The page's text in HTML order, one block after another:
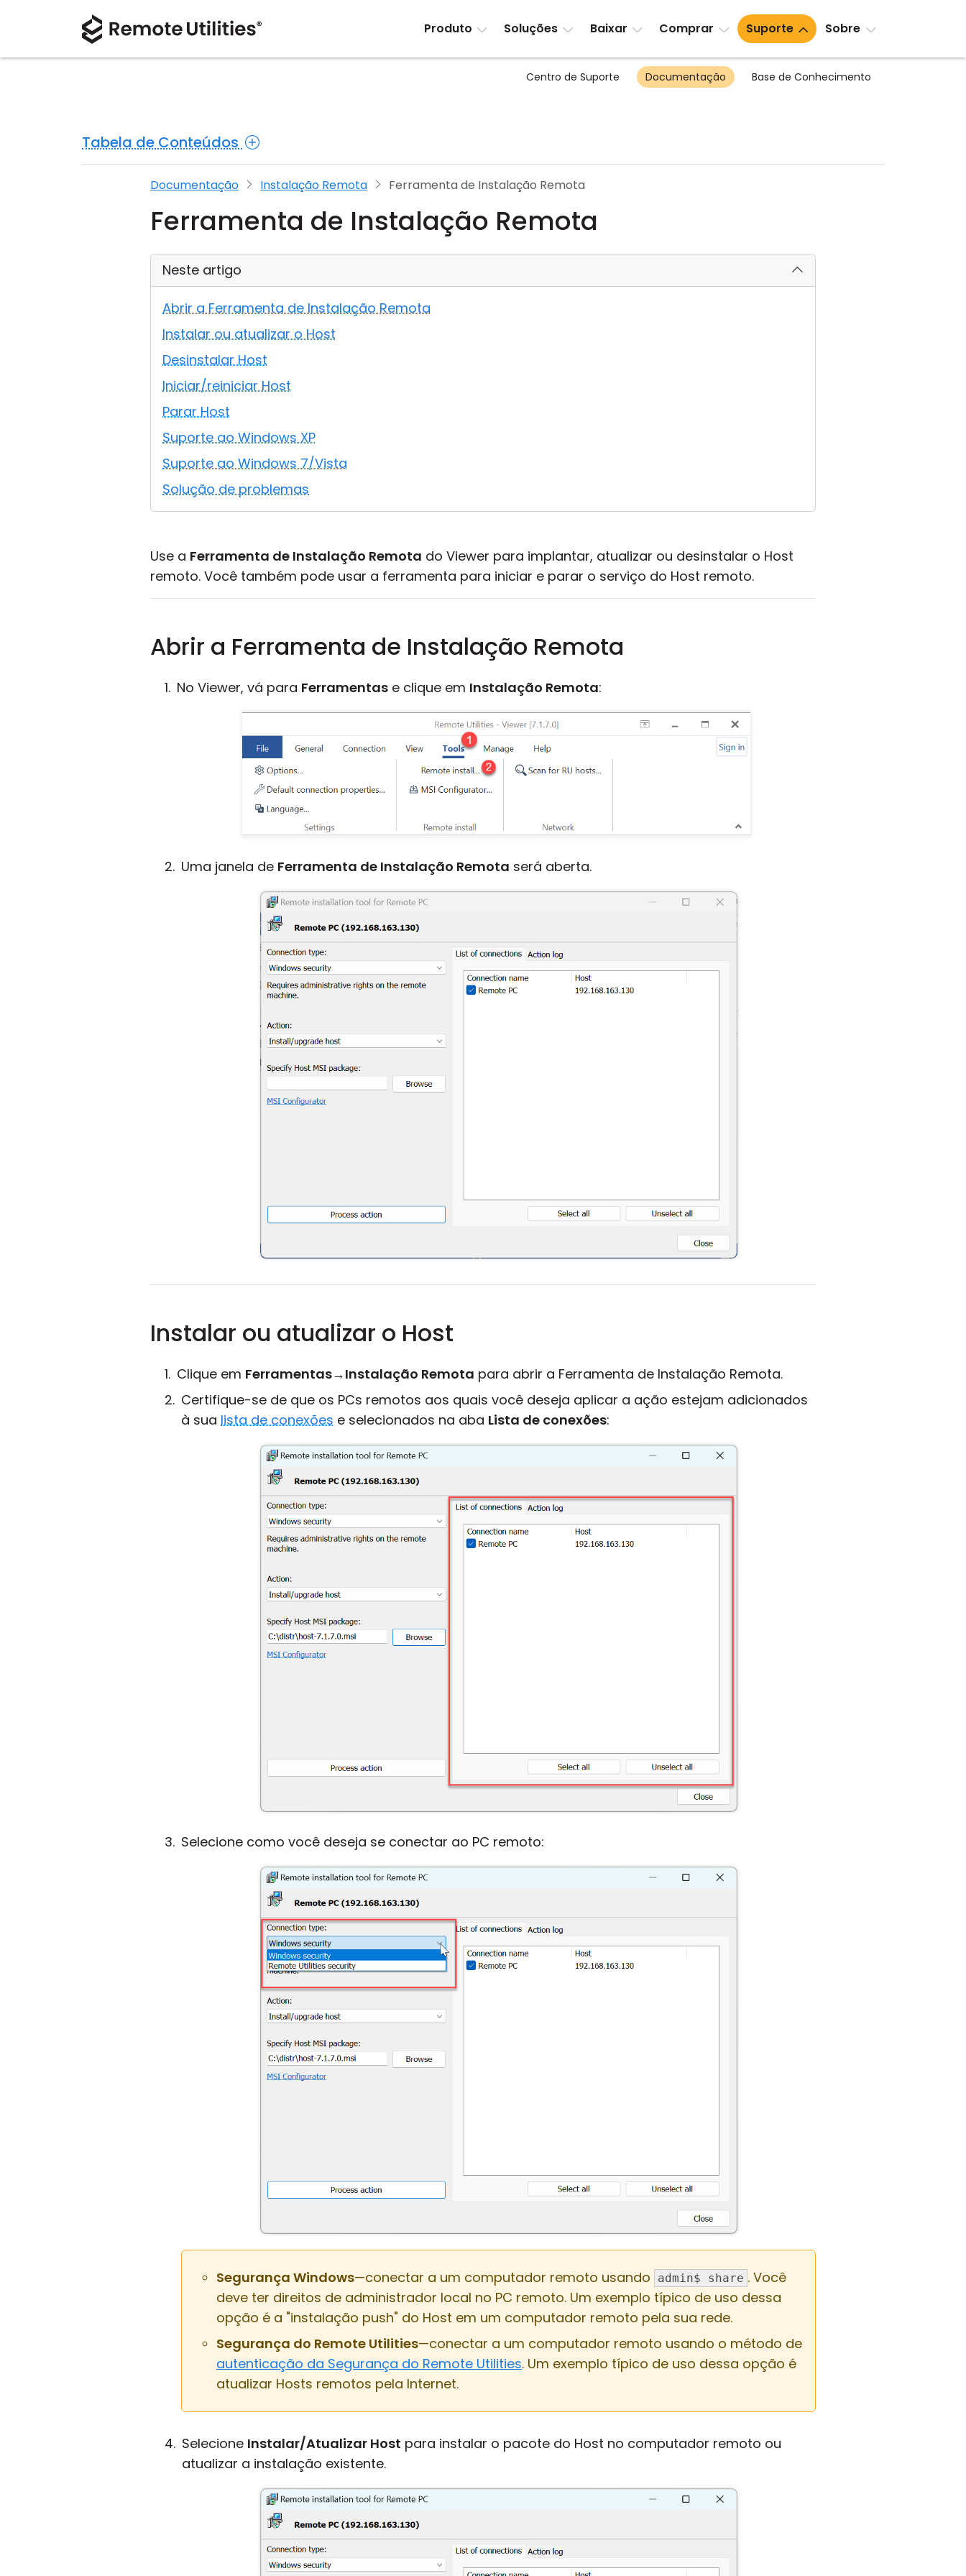
Produto Soluções Baixar Comprar Suporte Sobre
Centro de Suporte Documentação Base de Conhecimento
Tabela de Conteúdos
Documentação Instalação Remota Ferramenta de Instalação Remota
Ferramenta de Instalação Remota
Neste artigo
Abrir a Ferramenta de Instalação Remota
Instalar ou atualizar o Host
Desinstalar Host
Iniciar/reiniciar Host
Parar Host
Suporte ao Windows XP
Suporte ao Windows 7/Vista
Solução de problemas
Use a Ferramenta de Instalação Remota do Viewer para implantar, atualizar ou desinstalar o Host
remoto. Você também pode usar a ferramenta para iniciar e parar o serviço do Host remoto.
Abrir a Ferramenta de Instalação Remota
No Viewer, vá para Ferramentas e clique em Instalação Remota:
Uma janela de Ferramenta de Instalação Remota será aberta.
Instalar ou atualizar o Host
Clique em Ferramentas→Instalação Remota para abrir a Ferramenta de Instalação Remota.
Certifique-se de que os PCs remotos aos quais você deseja aplicar a ação estejam adicionados
à sua lista de conexões e selecionados na aba Lista de conexões:
Selecione como você deseja se conectar ao PC remoto:
Segurança Windows—conectar a um computador remoto usando admin$ share . Você
deve ter direitos de administrador local no PC remoto. Um exemplo típico de uso dessa
opção é a "instalação push" do Host em um computador remoto pela sua rede.
Segurança do Remote Utilities—conectar a um computador remoto usando o método de
autenticação da Segurança do Remote Utilities. Um exemplo típico de uso dessa opção é
atualizar Hosts remotos pela Internet.
Selecione Instalar/Atualizar Host para instalar o pacote do Host no computador remoto ou
atualizar a instalação existente.